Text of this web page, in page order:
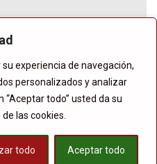
experiencia de navegación,
personalizados y analizar
todo” usted da su
las cookies.
todo Aceptar todo
GENTE
INTERNACIONAL